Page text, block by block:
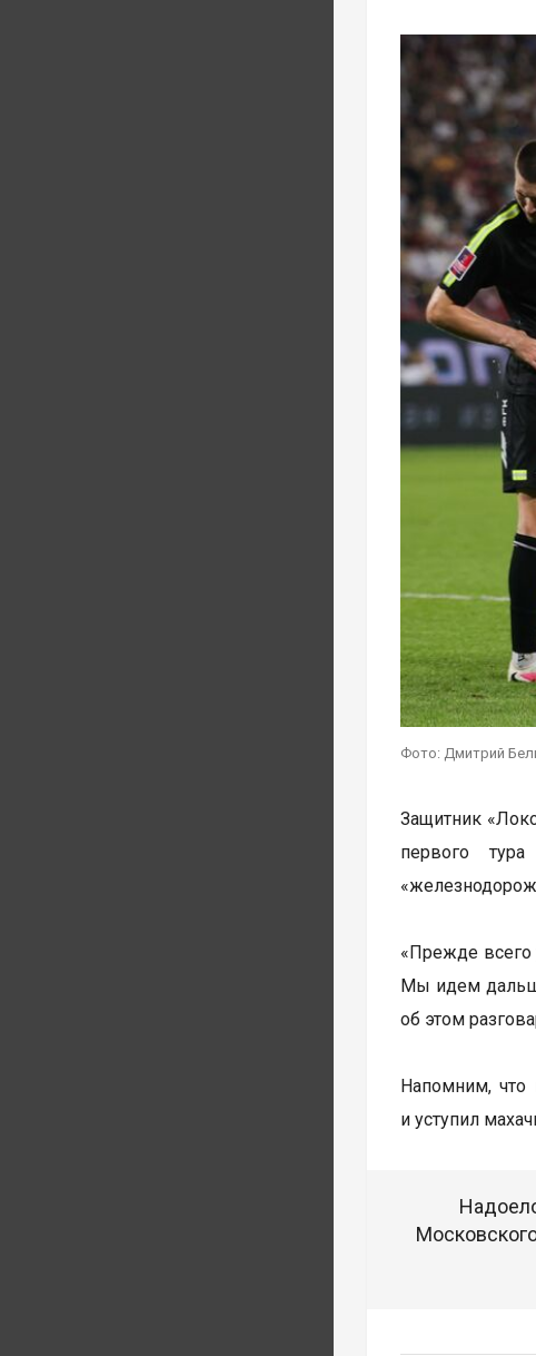
Фото: Дмитрий
Защитник
первого
«Прежде всего
Мы идем
об этом
Напомним,
и уступил